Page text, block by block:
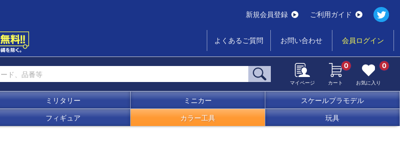
新規会員登録 ご利用ガイド
よくあるご質問 お問い合わせ 会員ログイン
マイページ カート
0
お気に入り
0
ミリタリー ミニカー スケールプラモデル
フィギュア カラー工具 玩具